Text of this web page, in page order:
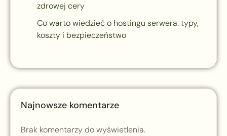
zdrowej cery
Co warto wiedzieć o hostingu serwera: typy,
koszty i bezpieczeństwo
Najnowsze komentarze
Brak komentarzy do wyświetlenia.